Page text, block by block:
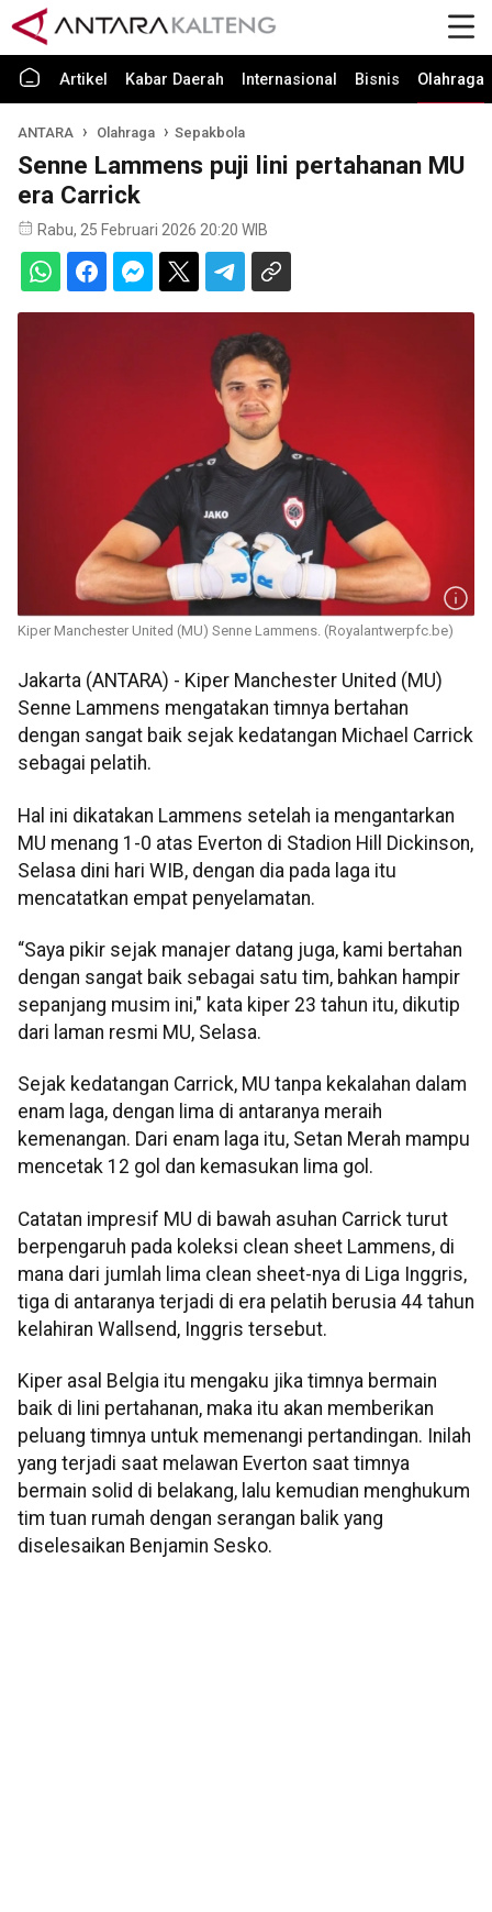
Artikel Kabar Daerah Internasional Bisnis Olahraga
ANTARA Olahraga Sepakbola
Senne Lammens puji lini pertahanan MU
era Carrick
Rabu, 25 Februari 2026 20:20 WIB
Kiper Manchester United (MU) Senne Lammens. (Royalantwerpfc.be)
Jakarta (ANTARA) - Kiper Manchester United (MU)
Senne Lammens mengatakan timnya bertahan
dengan sangat baik sejak kedatangan Michael Carrick
sebagai pelatih.
Hal ini dikatakan Lammens setelah ia mengantarkan
MU menang 1-0 atas Everton di Stadion Hill Dickinson,
Selasa dini hari WIB, dengan dia pada laga itu
mencatatkan empat penyelamatan.
“Saya pikir sejak manajer datang juga, kami bertahan
dengan sangat baik sebagai satu tim, bahkan hampir
sepanjang musim ini," kata kiper 23 tahun itu, dikutip
dari laman resmi MU, Selasa.
Sejak kedatangan Carrick, MU tanpa kekalahan dalam
enam laga, dengan lima di antaranya meraih
kemenangan. Dari enam laga itu, Setan Merah mampu
mencetak 12 gol dan kemasukan lima gol.
Catatan impresif MU di bawah asuhan Carrick turut
berpengaruh pada koleksi clean sheet Lammens, di
mana dari jumlah lima clean sheet-nya di Liga Inggris,
tiga di antaranya terjadi di era pelatih berusia 44 tahun
kelahiran Wallsend, Inggris tersebut.
Kiper asal Belgia itu mengaku jika timnya bermain
baik di lini pertahanan, maka itu akan memberikan
peluang timnya untuk memenangi pertandingan. Inilah
yang terjadi saat melawan Everton saat timnya
bermain solid di belakang, lalu kemudian menghukum
tim tuan rumah dengan serangan balik yang
diselesaikan Benjamin Sesko.